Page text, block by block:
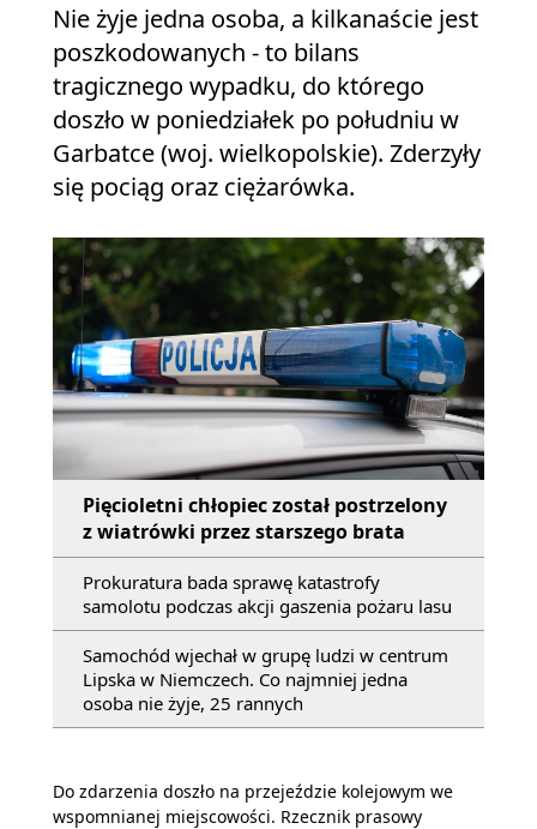
Nie żyje jedna osoba, a kilkanaście jest
poszkodowanych - to bilans
tragicznego wypadku, do którego
doszło w poniedziałek po południu w
Garbatce (woj. wielkopolskie). Zderzyły
się pociąg oraz ciężarówka.
Pięcioletni chłopiec został postrzelony
z wiatrówki przez starszego brata
Prokuratura bada sprawę katastrofy
samolotu podczas akcji gaszenia pożaru lasu
Samochód wjechał w grupę ludzi w centrum
Lipska w Niemczech. Co najmniej jedna
osoba nie żyje, 25 rannych
Do zdarzenia doszło na przejeździe kolejowym we
wspomnianej miejscowości. Rzecznik prasowy